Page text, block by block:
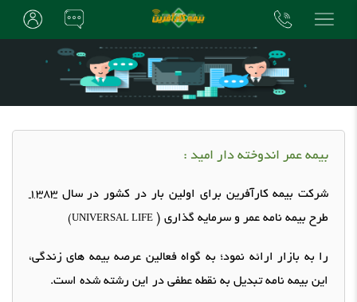
بیمه عمر اندوخته دار امید :
شرکت بیمهکارآفرین برای اولین بار در کشور در سال1383
طرح بیمه نامه عمر و سرمایه گذاری (
UNIVERSAL LIFE)
را به بازار ارائه نمود؛ به گواه فعالین عرصه بیمه های زندگی،
این بیمه نامه تبدیل به نقطه عطفی در این رشته شده است.